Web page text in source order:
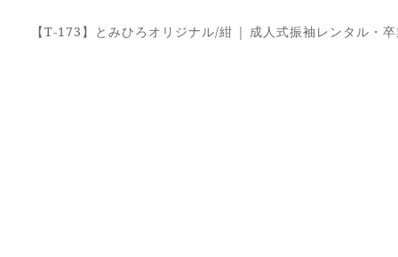
【T-173】とみひろオリジナル/紺 | 成人式振袖レンタル・